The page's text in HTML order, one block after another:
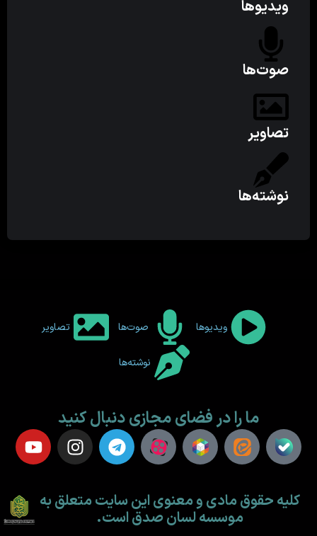
ویدیوها
صوت‌ها
تصاویر
نوشته‌ها
ویدیوها صوت‌ها تصاویر
نوشته‌ها
ما را در فضای مجازی دنبال کنید
کلیه حقوق مادی و معنوی این سایت متعلق به
موسسه لسان صدق است.